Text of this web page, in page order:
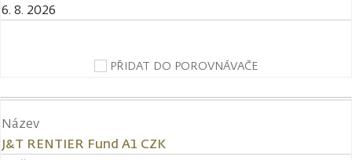
6. 8. 2026
PŘIDAT DO POROVNÁVAČE
Název
J&T RENTIER Fund A1 CZK